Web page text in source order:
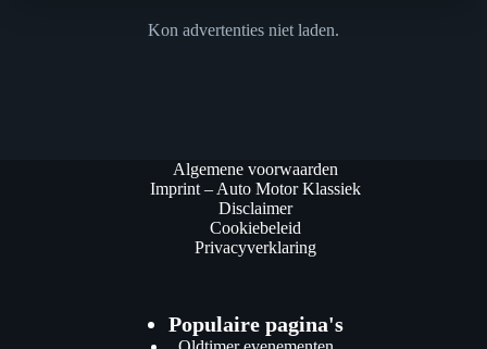
Kon advertenties niet laden.
Algemene voorwaarden
Imprint – Auto Motor Klassiek
Disclaimer
Cookiebeleid
Privacyverklaring
Populaire pagina's